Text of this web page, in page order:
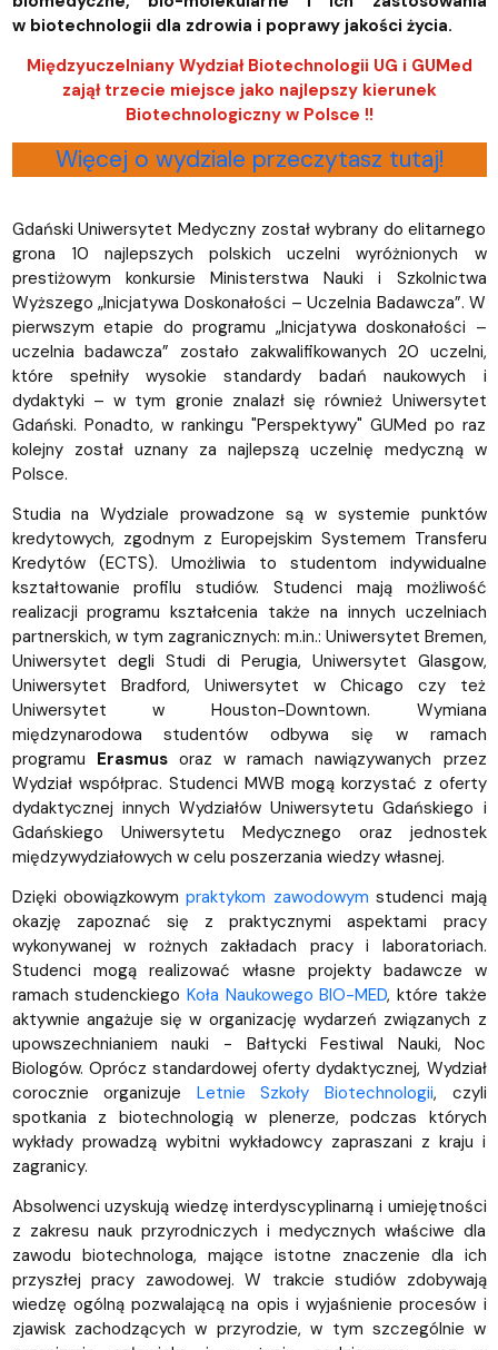
w biotechnologii dla zdrowia i poprawy jakości życia.
Międzyuczelniany Wydział Biotechnologii UG i GUMed
zajął trzecie miejsce jako najlepszy kierunek
Biotechnologiczny w Polsce !!
Więcej o wydziale przeczytasz tutaj!
Gdański Uniwersytet Medyczny został wybrany do elitarnego
grona 10 najlepszych polskich uczelni wyróżnionych w
prestiżowym konkursie Ministerstwa Nauki i Szkolnictwa
Wyższego „Inicjatywa Doskonałości – Uczelnia Badawcza”. W
pierwszym etapie do programu „Inicjatywa doskonałości –
uczelnia badawcza” zostało zakwalifikowanych 20 uczelni,
które spełniły wysokie standardy badań naukowych i
dydaktyki – w tym gronie znalazł się również Uniwersytet
Gdański. Ponadto, w rankingu "Perspektywy" GUMed po raz
kolejny został uznany za najlepszą uczelnię medyczną w
Polsce.
Studia na Wydziale prowadzone są w systemie punktów
kredytowych, zgodnym z Europejskim Systemem Transferu
Kredytów (ECTS). Umożliwia to studentom indywidualne
kształtowanie profilu studiów. Studenci mają możliwość
realizacji programu kształcenia także na innych uczelniach
partnerskich, w tym zagranicznych: m.in.: Uniwersytet Bremen,
Uniwersytet degli Studi di Perugia, Uniwersytet Glasgow,
Uniwersytet Bradford, Uniwersytet w Chicago czy też
Uniwersytet w Houston-Downtown. Wymiana
międzynarodowa studentów odbywa się w ramach
programu Erasmusoraz w ramach nawiązywanych przez
Wydział współprac. Studenci MWB mogą korzystać z oferty
dydaktycznej innych Wydziałów Uniwersytetu Gdańskiego i
Gdańskiego Uniwersytetu Medycznego oraz jednostek
międzywydziałowych w celu poszerzania wiedzy własnej.
Dzięki obowiązkowympraktykom zawodowym studenci mają
okazję zapoznać się z praktycznymi aspektami pracy
wykonywanej w rożnych zakładach pracy i laboratoriach.
Studenci mogą realizować własne projekty badawcze w
ramach studenckiego Koła Naukowego BIO-MED, które także
aktywnie angażuje się w organizację wydarzeń związanych z
upowszechnianiem nauki - Bałtycki Festiwal Nauki, Noc
Biologów. Oprócz standardowej oferty dydaktycznej, Wydział
corocznie organizuje Letnie Szkoły Biotechnologii, czyli
spotkania z biotechnologią w plenerze, podczas których
wykłady prowadzą wybitni wykładowcy zapraszani z kraju i
zagranicy.
Absolwenci uzyskują wiedzę interdyscyplinarną i umiejętności
z zakresu nauk przyrodniczych i medycznych właściwe dla
zawodu biotechnologa, mające istotne znaczenie dla ich
przyszłej pracy zawodowej. W trakcie studiów zdobywają
wiedzę ogólną pozwalającą na opis i wyjaśnienie procesów i
zjawisk zachodzących w przyrodzie, w tym szczególnie w